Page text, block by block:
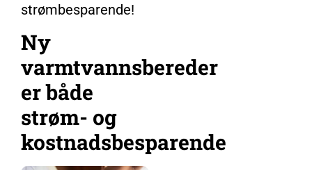
strømbesparende!
Ny
varmtvannsbereder
er både
strøm- og
kostnadsbesparende